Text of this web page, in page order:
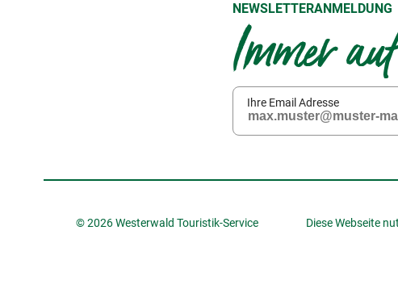
NEWSLETTERANMELDUNG
Immer
Ihre Email Adresse
© 2026 Westerwald Touristik-Service Diese Webseite